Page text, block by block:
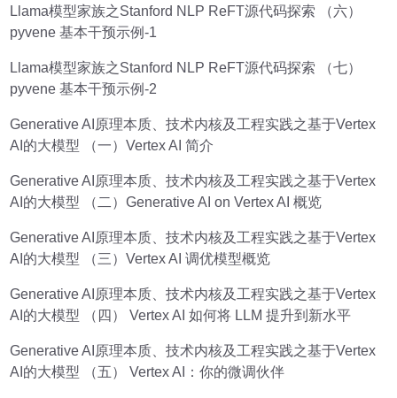
Llama模型家族之Stanford NLP ReFT源代码探索 （六）
pyvene 基本干预示例-1
Llama模型家族之Stanford NLP ReFT源代码探索 （七）
pyvene 基本干预示例-2
Generative AI原理本质、技术内核及工程实践之基于Vertex
AI的大模型 （一）Vertex AI 简介
Generative AI原理本质、技术内核及工程实践之基于Vertex
AI的大模型 （二）Generative AI on Vertex AI 概览
Generative AI原理本质、技术内核及工程实践之基于Vertex
AI的大模型 （三）Vertex AI 调优模型概览
Generative AI原理本质、技术内核及工程实践之基于Vertex
AI的大模型 （四） Vertex AI 如何将 LLM 提升到新水平
Generative AI原理本质、技术内核及工程实践之基于Vertex
AI的大模型 （五） Vertex AI：你的微调伙伴